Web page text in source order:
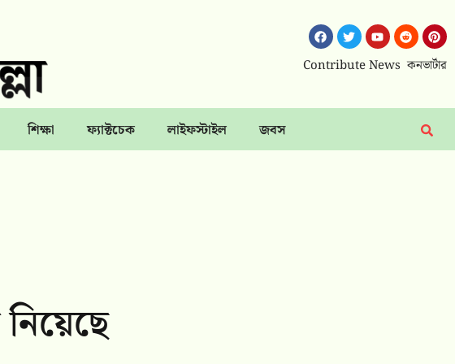
Contribute News কনভার্টার
শিক্ষা ফ্যাক্টচেক লাইফস্টাইল জবস